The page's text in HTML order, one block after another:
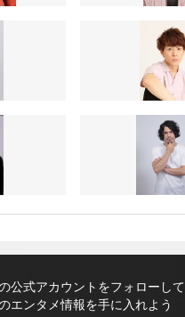
公式アカウントをフォローして
エンタメ情報を手に入れよう